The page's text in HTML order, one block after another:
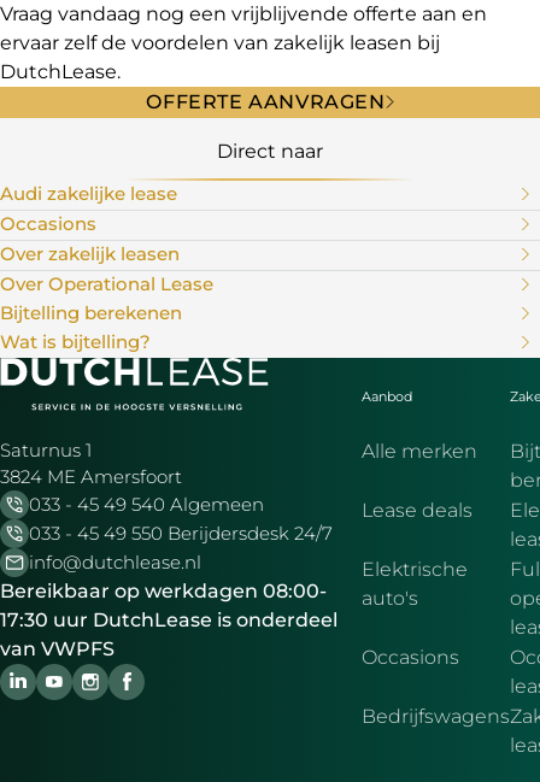
Vraag vandaag nog een vrijblijvende offerte aan en
ervaar zelf de voordelen van zakelijk leasen bij
DutchLease.
OFFERTE AANVRAGEN
Direct naar
Audi zakelijke lease
Occasions
Over zakelijk leasen
Over Operational Lease
Bijtelling berekenen
Wat is bijtelling?
Saturnus 1
3824 ME Amersfoort
033 - 45 49 540 Algemeen
033 - 45 49 550 Berijdersdesk 24/7
info@dutchlease.nl
Bereikbaar op werkdagen 08:00-
17:30 uur DutchLease is onderdeel
van VWPFS
Aanbod
Alle merken
Lease deals
Elektrische
auto's
Occasions
Bedrijfswagens